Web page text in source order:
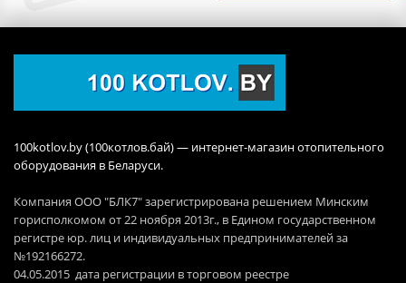
100kotlov.by (100котлов.бай) — интернет-магазин отопительного
оборудования в Беларуси.
Компания ООО "БЛК7" зарегистрирована решением Минским
горисполкомом от 22 ноября 2013г., в Едином государственном
регистре юр. лиц и индивидуальных предпринимателей за
№192166272.
04.05.2015 дата регистрации в торговом реестре